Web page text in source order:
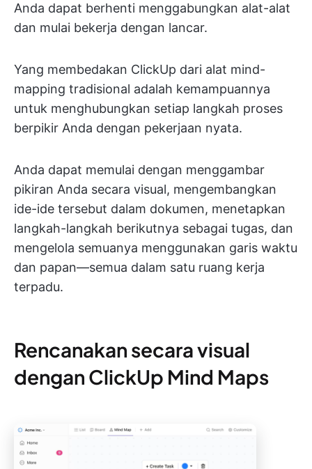
Anda dapat berhenti menggabungkan alat-alat
dan mulai bekerja dengan lancar.
Yang membedakan ClickUp dari alat mind-
mapping tradisional adalah kemampuannya
untuk menghubungkan setiap langkah proses
berpikir Anda dengan pekerjaan nyata.
Anda dapat memulai dengan menggambar
pikiran Anda secara visual, mengembangkan
ide-ide tersebut dalam dokumen, menetapkan
langkah-langkah berikutnya sebagai tugas, dan
mengelola semuanya menggunakan garis waktu
dan papan—semua dalam satu ruang kerja
terpadu.
Rencanakan secara visual
dengan ClickUp Mind Maps